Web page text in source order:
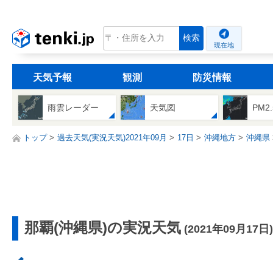
tenki.jp 検索
現在地
天気予報 観測 防災情報
雨雲レーダー 天気図
トップ 過去天気(実況天気)2021年09月 17日 沖縄地方 沖縄県
那覇(沖縄県)の実況天気 (2021年09月17日)